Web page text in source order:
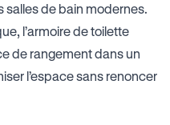
salles de bain modernes.
l’armoire de toilette
de rangement dans un
l’espace sans renoncer